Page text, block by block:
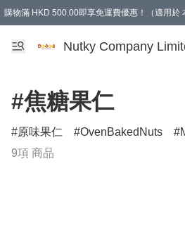
購物滿 HKD 500.00即享免運費優惠！（適用於
Nutky Company
#焦糖果仁
原味果仁 OvenBakedNuts
9項 商品